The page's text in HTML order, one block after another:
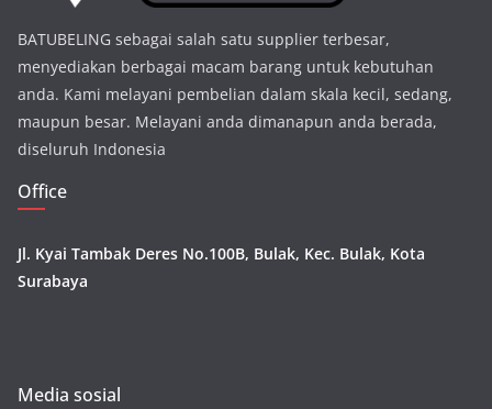
BATUBELING sebagai salah satu supplier terbesar,
menyediakan berbagai macam barang untuk kebutuhan
anda. Kami melayani pembelian dalam skala kecil, sedang,
maupun besar. Melayani anda dimanapun anda berada,
diseluruh Indonesia
Office
Jl. Kyai Tambak Deres No.100B, Bulak, Kec. Bulak, Kota
Surabaya
Media sosial